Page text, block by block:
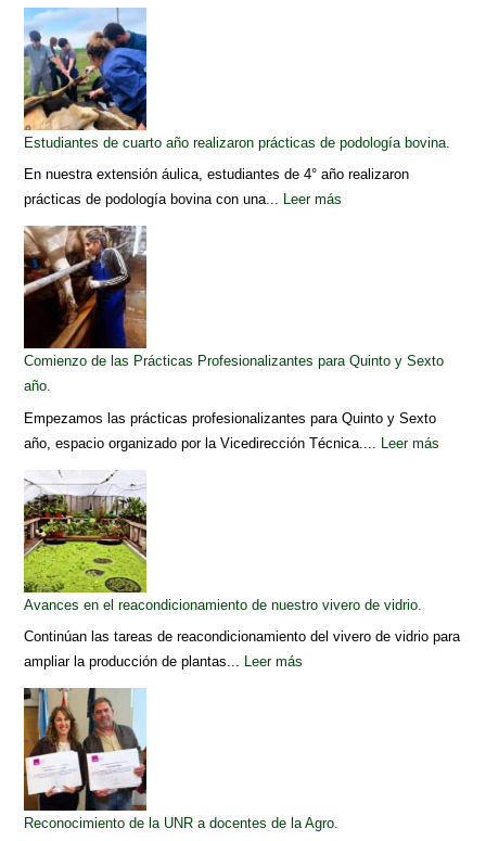
Estudiantes de cuarto año realizaron prácticas de podología bovina.
En nuestra extensión áulica, estudiantes de 4° año realizaron
prácticas de podología bovina con una... Leer más
Comienzo de las Prácticas Profesionalizantes para Quinto y Sexto
año.
Empezamos las prácticas profesionalizantes para Quinto y Sexto
año, espacio organizado por la Vicedirección Técnica.... Leer más
Avances en el reacondicionamiento de nuestro vivero de vidrio.
Continúan las tareas de reacondicionamiento del vivero de vidrio para
ampliar la producción de plantas... Leer más
Reconocimiento de la UNR a docentes de la Agro.